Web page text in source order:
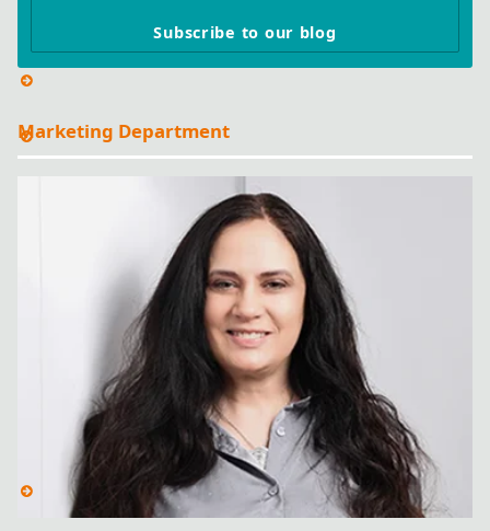
Subscribe to our blog
Marketing Department